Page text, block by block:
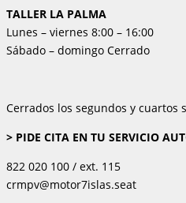
TALLER LA PALMA
Lunes – viernes 8:00 – 16:00
Sábado – domingo Cerrado
Cerrados los segundos y cuartos
> PIDE CITA EN TU SERVICIO
822 020 100 / ext. 115
crmpv@motor7islas.seat